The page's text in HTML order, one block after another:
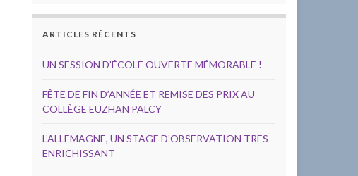
ARTICLES RÉCENTS
UN SESSION D’ÉCOLE OUVERTE MÉMORABLE !
FÊTE DE FIN D’ANNÉE ET REMISE DES PRIX AU
COLLÈGE EUZHAN PALCY
L’ALLEMAGNE, UN STAGE D’OBSERVATION TRES
ENRICHISSANT